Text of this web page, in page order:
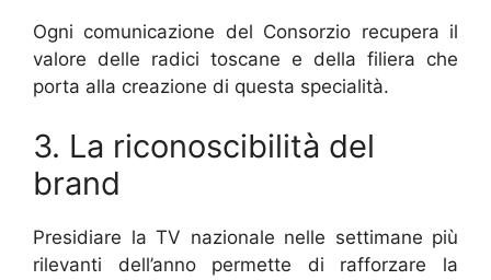
Ogni comunicazione del Consorzio recupera il
valore delle radici toscane e della filiera che
porta alla creazione di questa specialità.
3. La riconoscibilità del
brand
Presidiare la TV nazionale nelle settimane più
rilevanti dell’anno permette di rafforzare la